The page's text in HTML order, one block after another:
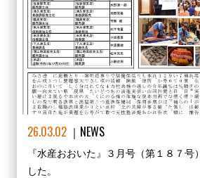
26.03.02 NEWS
『水産おおいた』３月号（第１８７号
した。